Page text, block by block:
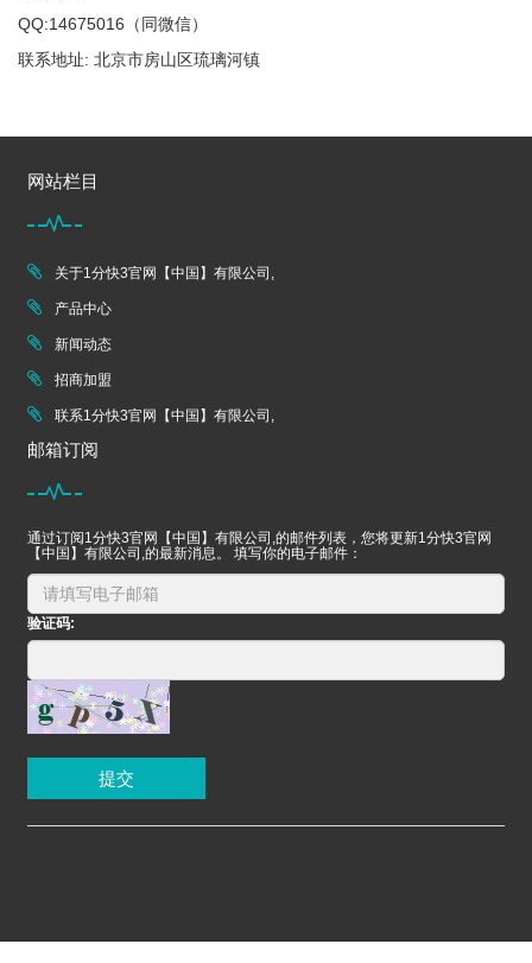
QQ:14675016（同微信）
联系地址: 北京市房山区琉璃河镇
网站栏目
关于1分快3官网【中国】有限公司,
产品中心
新闻动态
招商加盟
联系1分快3官网【中国】有限公司,
邮箱订阅
通过订阅1分快3官网【中国】有限公司,的邮件列表，您将更新1分快3官网
【中国】有限公司,的最新消息。 填写你的电子邮件：
验证码:
提交